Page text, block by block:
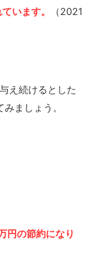
います。
（2021
え続けるとした
ましょう。
円の節約になり